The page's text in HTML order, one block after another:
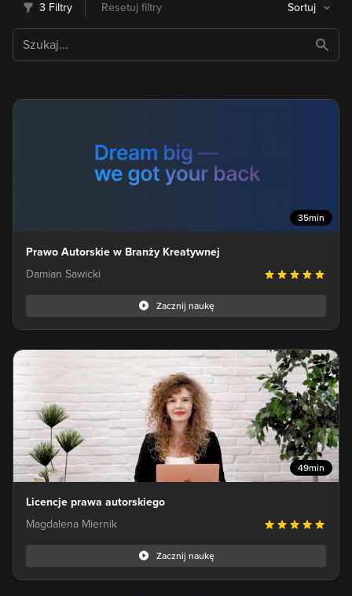
3 Filtry Sortuj
Resetuj filtry
35min
Prawo Autorskie w Branży Kreatywnej
Damian Sawicki
Zacznij naukę
49min
Licencje prawa autorskiego
Magdalena Miernik
Zacznij naukę